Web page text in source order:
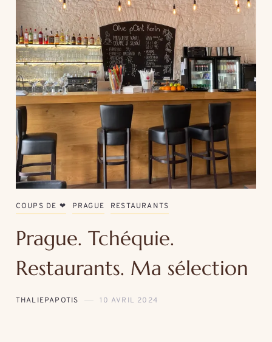
COUPS DE ❤ PRAGUE RESTAURANTS
Prague. Tchéquie.
Restaurants. Ma sélection
THALIEPAPOTIS 10 AVRIL 2024